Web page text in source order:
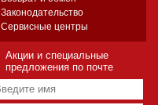
Законодательство
Сервисные центры
Акции и специальные
предложения по почте